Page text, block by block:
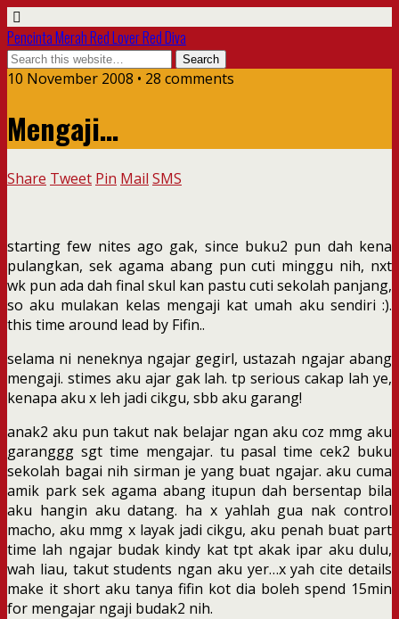
Pencinta Merah Red Lover Red Diva
10 November 2008 • 28 comments
Mengaji…
Share Tweet Pin Mail SMS
starting few nites ago gak, since buku2 pun dah kena
pulangkan, sek agama abang pun cuti minggu nih, nxt
wk pun ada dah final skul kan pastu cuti sekolah panjang,
so aku mulakan kelas mengaji kat umah aku sendiri :).
this time around lead by Fifin..
selama ni neneknya ngajar gegirl, ustazah ngajar abang
mengaji. stimes aku ajar gak lah. tp serious cakap lah ye,
kenapa aku x leh jadi cikgu, sbb aku garang!
anak2 aku pun takut nak belajar ngan aku coz mmg aku
garanggg sgt time mengajar. tu pasal time cek2 buku
sekolah bagai nih sirman je yang buat ngajar. aku cuma
amik park sek agama abang itupun dah bersentap bila
aku hangin aku datang. ha x yahlah gua nak control
macho, aku mmg x layak jadi cikgu, aku penah buat part
time lah ngajar budak kindy kat tpt akak ipar aku dulu,
wah liau, takut students ngan aku yer…x yah cite details
make it short aku tanya fifin kot dia boleh spend 15min
for mengajar ngaji budak2 nih.